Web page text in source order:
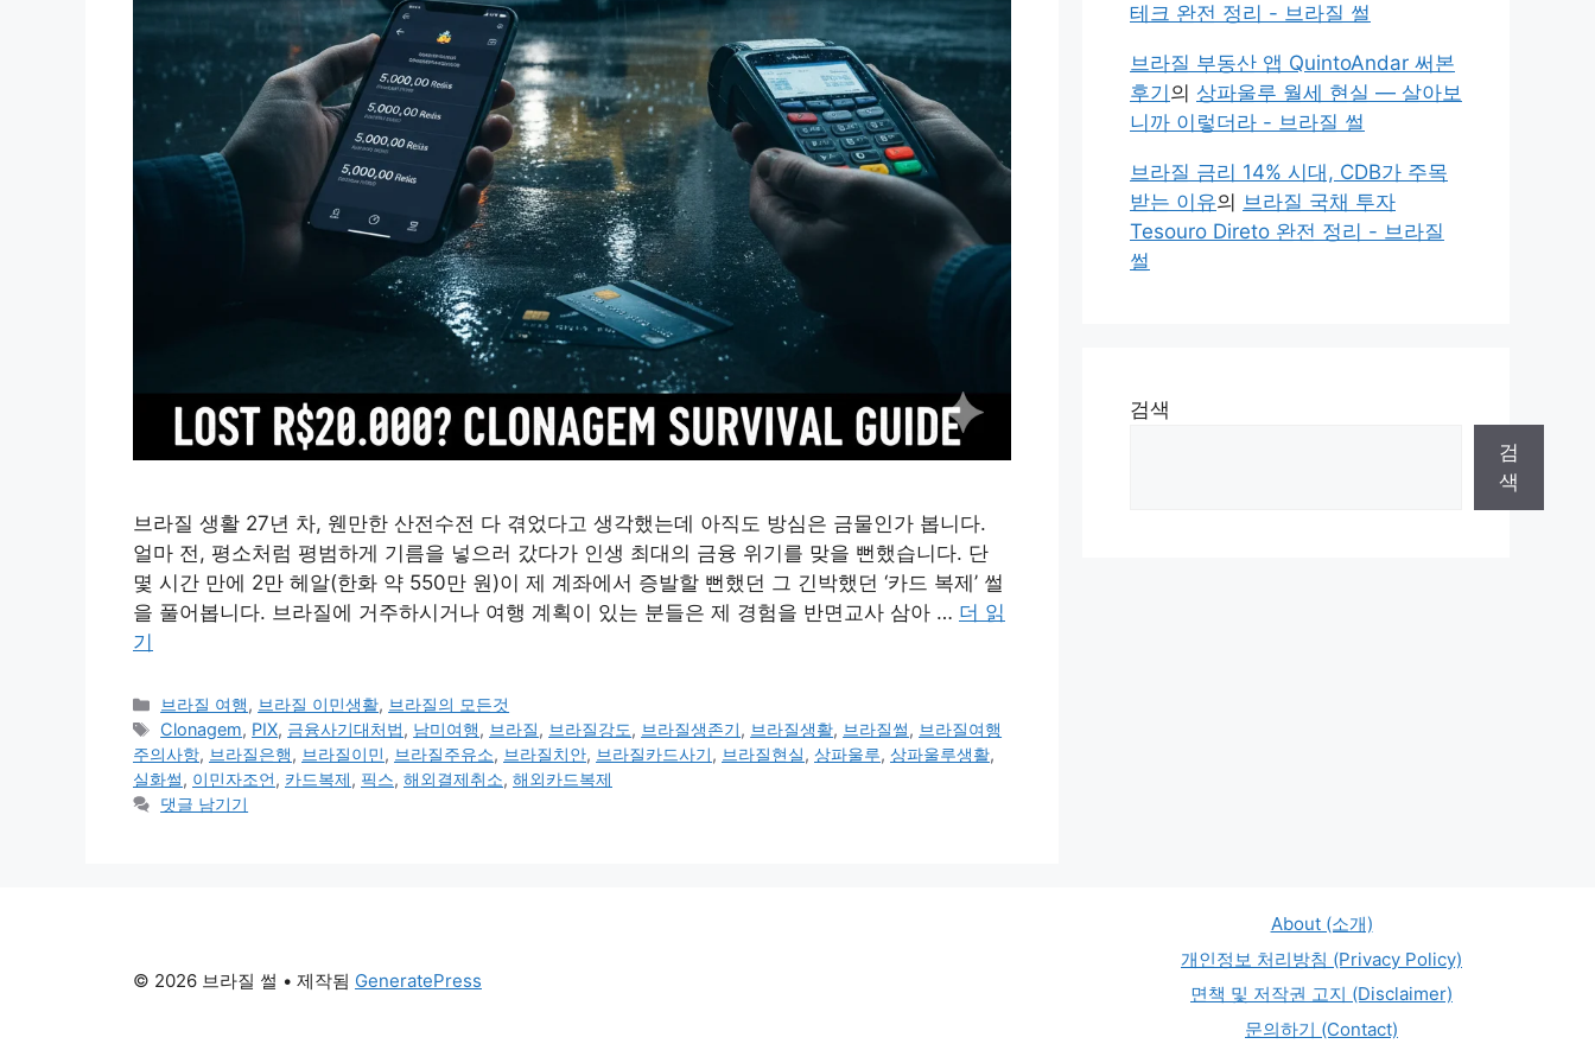
브라질 생활 27년 차, 웬만한 산전수전 다 겪었다고 생각했는데 아직도 방심은 금물인가 봅니다.
얼마 전, 평소처럼 평범하게 기름을 넣으러 갔다가 인생 최대의 금융 위기를 맞을 뻔했습니다. 단
몇 시간 만에 2만 헤알(한화 약 550만 원)이 제 계좌에서 증발할 뻔했던 그 긴박했던 ‘카드 복제’ 썰
을 풀어봅니다. 브라질에 거주하시거나 여행 계획이 있는 분들은 제 경험을 반면교사 삼아 … 더 읽
기
카
테
고
리
브라질 여행, 브라질 이민생활, 브라질의 모든것
태
그
Clonagem, PIX, 금융사기대처법, 남미여행, 브라질, 브라질강도, 브라질생존기, 브라질생활, 브라질썰, 브라질여행
주의사항, 브라질은행, 브라질이민, 브라질주유소, 브라질치안, 브라질카드사기, 브라질현실, 상파울루, 상파울루생활,
실화썰, 이민자조언, 카드복제, 픽스, 해외결제취소, 해외카드복제
댓글 남기기
테크 완전 정리 - 브라질 썰
브라질 부동산 앱 QuintoAndar 써본
후기 의 상파울루 월세 현실 — 살아보
니까 이렇더라 - 브라질 썰
브라질 금리 14% 시대, CDB가 주목
받는 이유의 브라질 국채 투자
Tesouro Direto 완전 정리 - 브라질
썰
검색
검
색
About (소개)
개인정보 처리방침 (Privacy Policy)
면책 및 저작권 고지 (Disclaimer)
문의하기 (Contact)
© 2026 브라질 썰 • 제작됨 GeneratePress